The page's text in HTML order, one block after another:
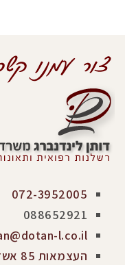
072-3952005
088652921
l.co.il
העצמאות 85 אשדוד מרכז פרימק